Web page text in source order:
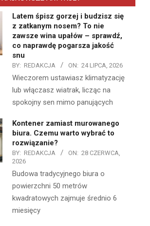
Latem śpisz gorzej i budzisz się
z zatkanym nosem? To nie
zawsze wina upałów – sprawdź,
co naprawdę pogarsza jakość
snu
BY: REDAKCJA ON: 24 LIPCA, 2026
Wieczorem ustawiasz klimatyzację
lub włączasz wiatrak, licząc na
spokojny sen mimo panujących
Kontener zamiast murowanego
biura. Czemu warto wybrać to
rozwiązanie?
BY: REDAKCJA ON: 28 CZERWCA,
2026
Budowa tradycyjnego biura o
powierzchni 50 metrów
kwadratowych zajmuje średnio 6
miesięcy